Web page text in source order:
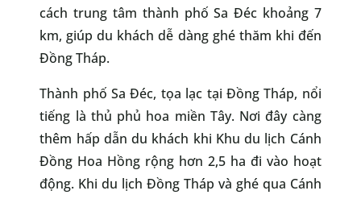
cách trung tâm thành phố Sa Đéc khoảng 7
km, giúp du khách dễ dàng ghé thăm khi đến
Đồng Tháp.
Thành phố Sa Đéc, tọa lạc tại Đồng Tháp, nổi
tiếng là thủ phủ hoa miền Tây. Nơi đây càng
thêm hấp dẫn du khách khi Khu du lịch Cánh
Đồng Hoa Hồng rộng hơn 2,5 ha đi vào hoạt
động. Khi du lịch Đồng Tháp và ghé qua Cánh